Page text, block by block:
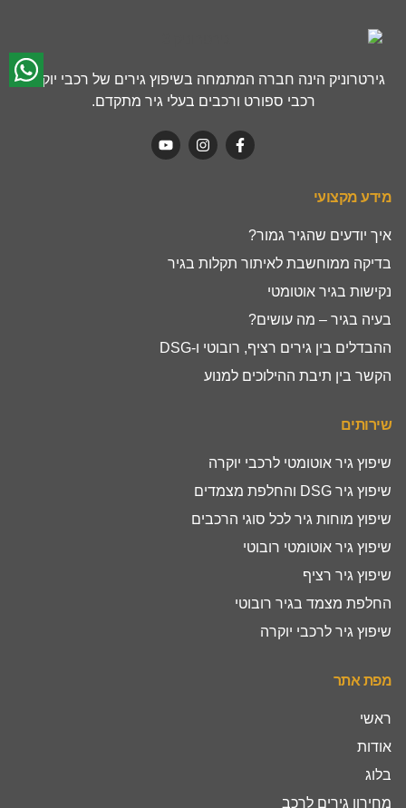
גירטרוניק הינה חברה המתמחה בשיפוץ גירים של רכבי יוקרה,
רכבי ספורט ורכבים בעלי גיר מתקדם.
מידע מקצועי
איך יודעים שהגיר גמור?
בדיקה ממוחשבת לאיתור תקלות בגיר
נקישות בגיר אוטומטי
בעיה בגיר – מה עושים?
ההבדלים בין גירים רציף, רובוטי ו-DSG
הקשר בין תיבת ההילוכים למנוע
שירותים
שיפוץ גיר אוטומטי לרכבי יוקרה
שיפוץ גיר DSG והחלפת מצמדים
שיפוץ מוחות גיר לכל סוגי הרכבים
שיפוץ גיר אוטומטי רובוטי
שיפוץ גיר רציף
החלפת מצמד בגיר רובוטי
שיפוץ גיר לרכבי יוקרה
מפת אתר
ראשי
אודות
בלוג
מחירון גירים לרכב